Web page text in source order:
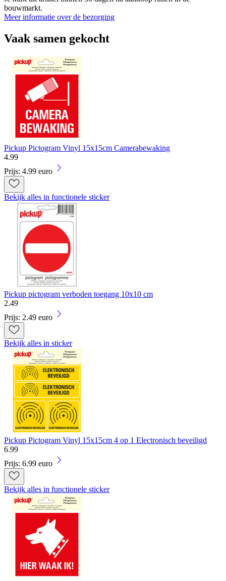
bouwmarkt.
Meer informatie over de bezorging
Vaak samen gekocht
Pickup Pictogram Vinyl 15x15cm Camerabewaking
4.99
Prijs: 4.99 euro
Bekijk alles in functionele sticker
Pickup pictogram verboden toegang 10x10 cm
2.49
Prijs: 2.49 euro
Bekijk alles in sticker
Pickup Pictogram Vinyl 15x15cm 4 op 1 Electronisch beveiligd
6.99
Prijs: 6.99 euro
Bekijk alles in functionele sticker